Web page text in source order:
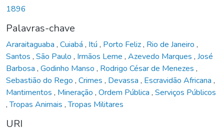
1896
Palavras-chave
Araraitaguaba , Cuiabá , Itú , Porto Feliz, Rio de Janeiro ,
Santos , São Paulo , Irmãos Leme , Azevedo Marques , José
Barbosa , Godinho Manso , Rodrigo César de Menezes ,
Sebastião do Rego , Crimes , Devassa , Escravidão Africana ,
Mantimentos , Mineração , Ordem Pública , Serviços Públicos
,Tropas Animais ,Tropas Militares
URI